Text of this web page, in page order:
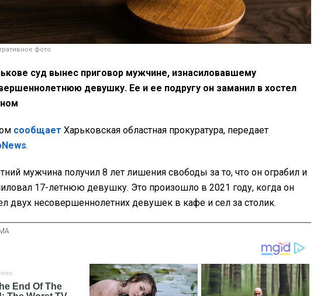
фото
суд вынес приговор мужчине, изнасиловавшему
девушку. Ее и ее подругу он заманил в хостел
сообщает Харьковская областная прокуратура, передает
.
мужчина получил 8 лет лишения свободы за то, что он ограбил и
17-летнюю девушку. Это произошло в 2021 году, когда он
двух несовершеннолетних девушек в кафе и сел за столик.